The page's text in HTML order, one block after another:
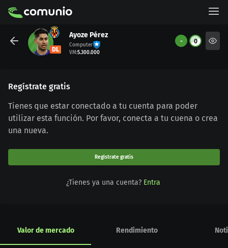
DL
Ayoze Pérez
Computer
VM:5.300.000
- 0
Regístrate gratis
Tienes que estar conectado a tu cuenta para poder
utilizar esta función. Por favor, conecta a tu cuena o crea
una nueva.
Regístrate gratis
¿Tienes ya una cuenta? Entra
Valor de mercado Rendimiento